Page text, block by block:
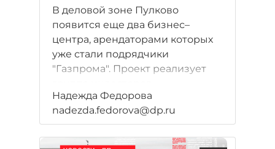
В деловой зоне Пулково
появится еще два бизнес–
центра, арендаторами которых
уже стали подрядчики
"Газпрома". Проект реализует
из нефтегазового сектора,
которые планируют вложить
в строительство более 2 млрд
рублей.
Надежда Федорова
nadezda.fedorova@dp.ru